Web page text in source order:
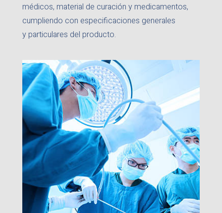
médicos, material de curación y medicamentos,
cumpliendo con especificaciones generales
y particulares del producto.